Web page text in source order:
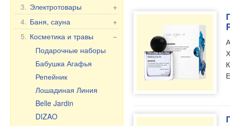
Мангалы, гриль
Шампуры
Мантоварки
Товары для дома
Бытовая химия
Пельменницы, формы
и ножи для теста
Клеёнка в рулонах
Мясорубки
Выпечка, чай, кофе
+
3. Электротовары
Электротовары для
кухни
Прочие электротовары
+
4. Баня, сауна
Веники для бани
Текстиль для бани
Аксессуары для бани
Косметика для бани и
ванны
−
5. Косметика и травы
Подарочные наборы
Бабушка Агафья
Репейник
Лошадиная Линия
Belle Jardin
DIZAO